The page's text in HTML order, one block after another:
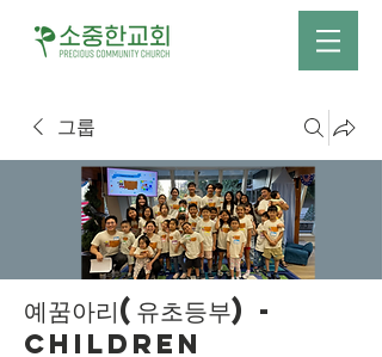
그룹
예꿈아리(유초등부) -
Children